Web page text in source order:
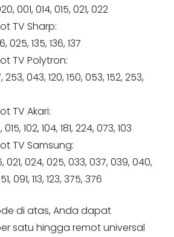
001, 014, 015, 021, 022
TV Sharp:
025, 135, 136, 137
TV Polytron:
253, 043, 120, 150, 053, 152, 253,
TV Akari:
015, 102, 104, 181, 224, 073, 103
TV Samsung:
021, 024, 025, 033, 037, 039, 040,
091, 113, 123, 375, 376
di atas, Anda dapat
satu hingga remot universal